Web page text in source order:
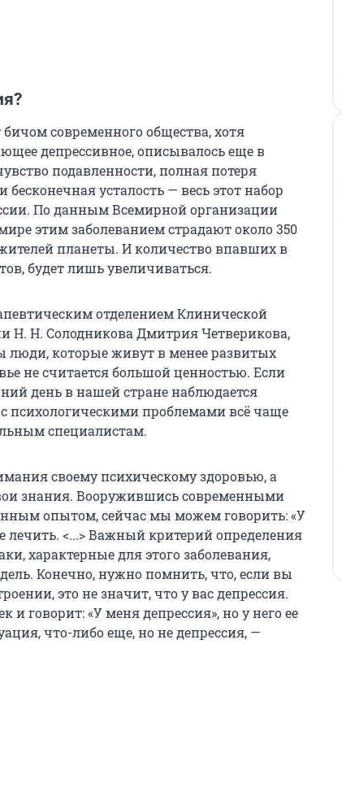
современного общества, хотя
депрессивное, описывалось еще в
подавленности, полная потеря
бесконечная усталость — весь этот набор
По данным Всемирной организации
этим заболеванием страдают около 350
планеты. И количество впавших в
будет лишь увеличиваться.
отделением Клинической
Н. Н. Солодникова Дмитрия Четверикова,
люди, которые живут в менее развитых
не считается большой ценностью. Если
день в нашей стране наблюдается
психологическими проблемами всё чаще
специалистам.
своему психическому здоровью, а
знания. Вооружившись современными
опытом, сейчас мы можем говорить: «У
лечить. <...> Важный критерий определения
характерные для этого заболевания,
Конечно, нужно помнить, что, если вы
это не значит, что у вас депрессия.
и говорит: «У меня депрессия», но у него ее
что-либо еще, но не депрессия, —